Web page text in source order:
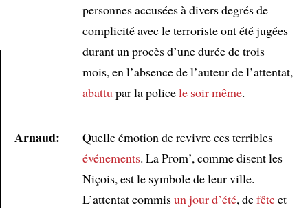
personnes accusées à divers degrés de
complicité avec le terroriste ont été jugées
durant un procès d’une durée de trois
mois, en l’absence de l’auteur de l’attentat,
abattu par la policele soir même.
Arnaud:
Quelle émotion de revivre ces terribles
événements. La Prom’, comme disent les
Niçois, est le symbole de leur ville.
L’attentat commisun jour d’été, defêteet